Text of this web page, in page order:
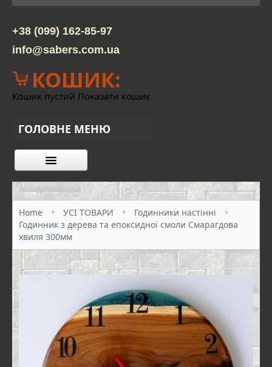
+38 (099) 162-85-97
info@sabers.com.ua
КОШИК:
Кошик пустий Показати кошик
ГОЛОВНЕ МЕНЮ
КАТАЛОГ ТОВАРІВ
КОНТАКТИ
ОПЛАТА ТА ДОСТАВКА
Home УСІ ТОВАРИ
Годинники настінні
Годинник з дерева та епоксидної смоли Смарагдова
хвиля 300мм